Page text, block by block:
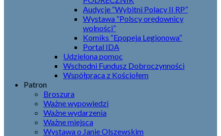
Audycje “Wybitni Polacy II RP”
Wystawa “Polscy orędownicy
wolności”
Komiks “Epopeja Legionowa”
Portal IDA
Udzielona pomoc
Wschodni Fundusz Dobroczynności
Współpraca z Kościołem
Patron
Broszura
Ważne wypowiedzi
Ważne wydarzenia
Ważne miejsca
Wystawa o Janie Olszewskim